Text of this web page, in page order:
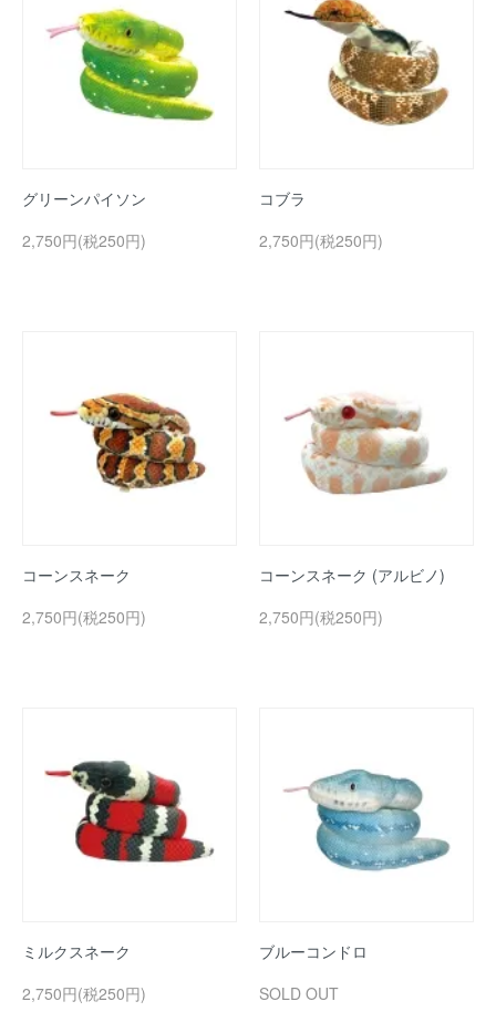
グリーンパイソン
2,750円(税250円)
コブラ
2,750円(税250円)
コーンスネーク
2,750円(税250円)
コーンスネーク (アルビノ)
2,750円(税250円)
ミルクスネーク
2,750円(税250円)
ブルーコンドロ
SOLD OUT